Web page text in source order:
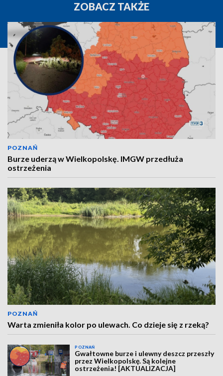
ZOBACZ TAKŻE
POZNAŃ
Burze uderzą w Wielkopolskę. IMGW przedłuża
ostrzeżenia
POZNAŃ
Warta zmieniła kolor po ulewach. Co dzieje się z rzeką?
POZNAŃ
Gwałtowne burze i ulewny deszcz przeszły
przez Wielkopolskę. Są kolejne
ostrzeżenia! [AKTUALIZACJA]